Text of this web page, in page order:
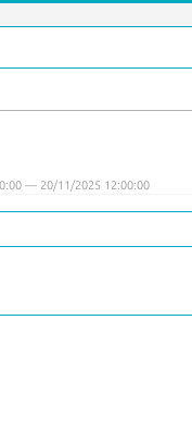
— 20/11/2025 12:00:00